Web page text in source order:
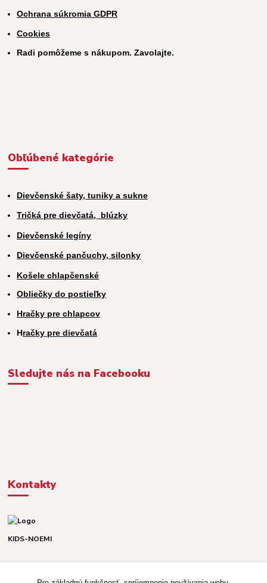
Ochrana súkromia GDPR
Cookies
Radi pomôžeme s nákupom. Zavolajte.
Obľúbené kategórie
Dievčenské šaty, tuniky a sukne
Tričká pre dievčatá, blúzky
Dievčenské legíny
Dievčenské pančuchy, silonky
Košele chlapčenské
Obliečky do postieľky
Hračky pre chlapcov
Hračky pre dievčatá
Sledujte nás na Facebooku
Kontakty
KIDS-NOEMI